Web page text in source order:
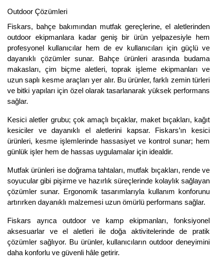
Outdoor Çözümleri
Fiskars, bahçe bakımından mutfak gereçlerine, el aletlerinden
outdoor ekipmanlara kadar geniş bir ürün yelpazesiyle hem
profesyonel kullanıcılar hem de ev kullanıcıları için güçlü ve
dayanıklı çözümler sunar. Bahçe ürünleri arasında budama
makasları, çim biçme aletleri, toprak işleme ekipmanları ve
uzun saplı kesme araçları yer alır. Bu ürünler, farklı zemin türleri
ve bitki yapıları için özel olarak tasarlanarak yüksek performans
sağlar.
Kesici aletler grubu; çok amaçlı bıçaklar, maket bıçakları, kağıt
kesiciler ve dayanıklı el aletlerini kapsar. Fiskars’ın kesici
ürünleri, kesme işlemlerinde hassasiyet ve kontrol sunar; hem
günlük işler hem de hassas uygulamalar için idealdir.
Mutfak ürünleri ise doğrama tahtaları, mutfak bıçakları, rende ve
soyucular gibi pişirme ve hazırlık süreçlerinde kolaylık sağlayan
çözümler sunar. Ergonomik tasarımlarıyla kullanım konforunu
artırırken dayanıklı malzemesi uzun ömürlü performans sağlar.
Fiskars ayrıca outdoor ve kamp ekipmanları, fonksiyonel
aksesuarlar ve el aletleri ile doğa aktivitelerinde de pratik
çözümler sağlıyor. Bu ürünler, kullanıcıların outdoor deneyimini
daha konforlu ve güvenli hâle getirir.